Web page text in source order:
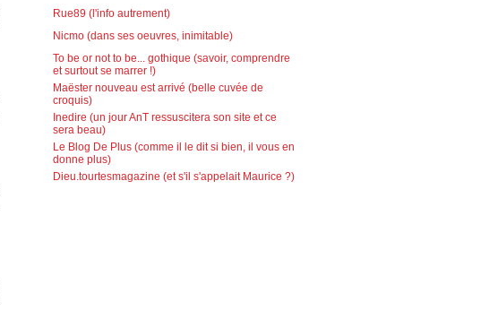
Rue89 (l'info autrement)
Nicmo (dans ses oeuvres, inimitable)
To be or not to be... gothique (savoir, comprendre
et surtout se marrer !)
Maëster nouveau est arrivé (belle cuvée de
croquis)
Inedire (un jour AnT ressuscitera son site et ce
sera beau)
Le Blog De Plus (comme il le dit si bien, il vous en
donne plus)
Dieu.tourtesmagazine (et s'il s'appelait Maurice ?)